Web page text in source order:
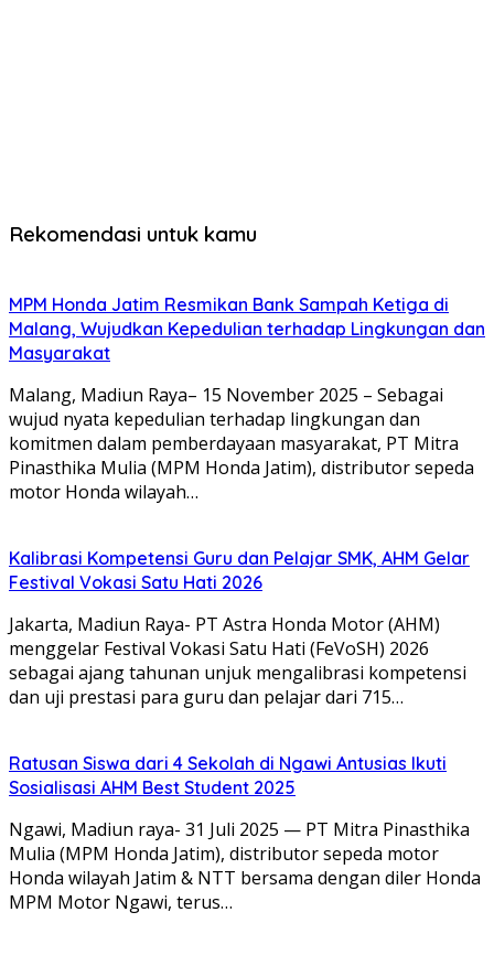
Rekomendasi untuk kamu
MPM Honda Jatim Resmikan Bank Sampah Ketiga di
Malang, Wujudkan Kepedulian terhadap Lingkungan dan
Masyarakat
Malang, Madiun Raya– 15 November 2025 – Sebagai
wujud nyata kepedulian terhadap lingkungan dan
komitmen dalam pemberdayaan masyarakat, PT Mitra
Pinasthika Mulia (MPM Honda Jatim), distributor sepeda
motor Honda wilayah…
Kalibrasi Kompetensi Guru dan Pelajar SMK, AHM Gelar
Festival Vokasi Satu Hati 2026
Jakarta, Madiun Raya- PT Astra Honda Motor (AHM)
menggelar Festival Vokasi Satu Hati (FeVoSH) 2026
sebagai ajang tahunan unjuk mengalibrasi kompetensi
dan uji prestasi para guru dan pelajar dari 715…
Ratusan Siswa dari 4 Sekolah di Ngawi Antusias Ikuti
Sosialisasi AHM Best Student 2025
Ngawi, Madiun raya- 31 Juli 2025 — PT Mitra Pinasthika
Mulia (MPM Honda Jatim), distributor sepeda motor
Honda wilayah Jatim & NTT bersama dengan diler Honda
MPM Motor Ngawi, terus…